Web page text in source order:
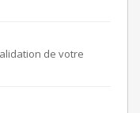
de votre